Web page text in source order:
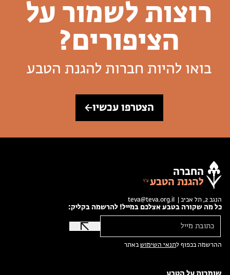
רוצות לשמור על
הציפורים?
בואו להיות חברות להגנת הטבע
הצטרפו עכשיו
החברה
להגנת הטבע
הנגב 2, תל אביב | teva@teva.org.il
כל מה שקורה בטבע אצלכם במייל! להרשמה בקליק:
ההרשמה בכפוף לתנאי השימושבאתר